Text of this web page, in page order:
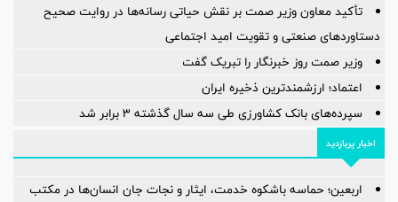
تأکید معاون وزیر صمت بر نقش حیاتی رسانه‌ها در روایت صحیح
دستاوردهای صنعتی و تقویت امید اجتماعی
وزیر صمت روز خبرنگار را تبریک گفت
اعتماد؛ ارزشمندترین ذخیره ایران
سپرده‌های بانک کشاورزی طی سه سال گذشته ۳ برابر شد
اخبار پربازدید
اربعین؛ حماسه باشکوه خدمت، ایثار و نجات جان انسان‌ها در مکتب